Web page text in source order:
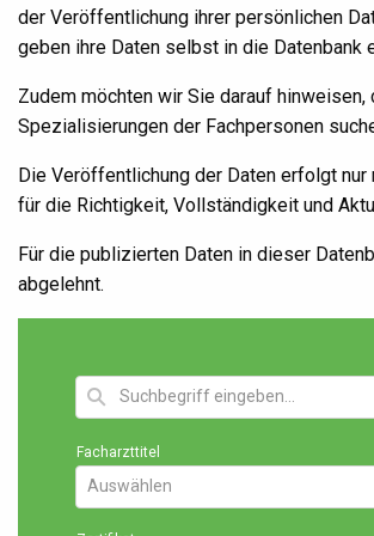
der Veröffentlichung ihrer persönlichen
geben ihre Daten selbst in die Datenbank
Zudem möchten wir Sie darauf
Spezialisierungen der Fachpersonen
Die Veröffentlichung der Daten erfolgt
für die Richtigkeit, Vollständigkeit und
Für die publizierten Daten in dieser
abgelehnt.